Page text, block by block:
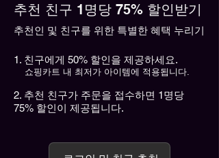
추천 친구 1명당 75% 할인받기
추천인 및 친구를 위한 특별한 혜택 누리기
친구에게 50% 할인을 제공하세요.
쇼핑카트 내 최저가 아이템에 적용됩니다.
추천 친구가 주문을 접수하면 1명당
75% 할인이 제공됩니다.